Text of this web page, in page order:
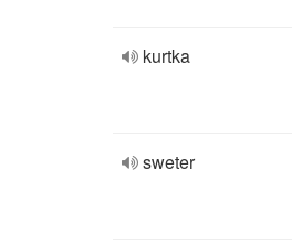
kurtka
sweter